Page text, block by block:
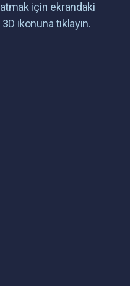
için ekrandaki
ikonuna tıklayın.